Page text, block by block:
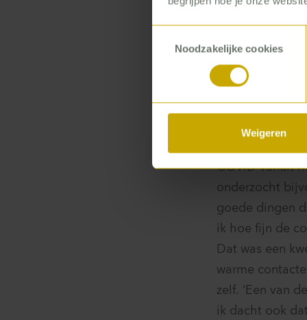
Noodzakelijke cookies
Weigeren
helemaal bij.’
Hóp, jasje aan
‘Mijn eerste
voor
begeleiders:
een net jasje
COVID vanuit
onderzocht
goede dingen
ik hoe fijn de
Dat was een
warme
zelf. ‘Een van
ik dacht ook